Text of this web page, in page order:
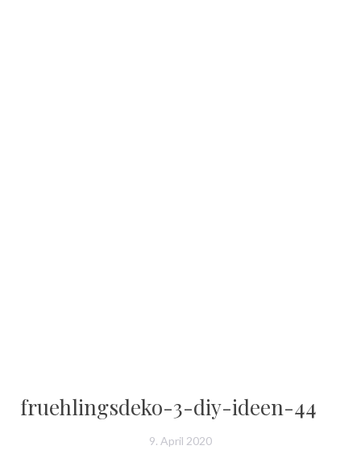
fruehlingsdeko-3-diy-ideen-44
9. April 2020